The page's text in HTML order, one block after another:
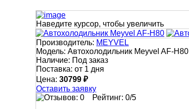
Наведите курсор, чтобы увеличить
Производитель: MEYVEL
Модель: Автохолодильник Meyvel AF-H80
Наличие: Под заказ
Поставка: от 1 дня
Цена: 30799 ₽
Оставить заявку
Рейтинг: 0/5